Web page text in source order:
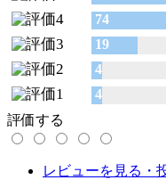
74
19
4
4
評価する
レビューを見る・